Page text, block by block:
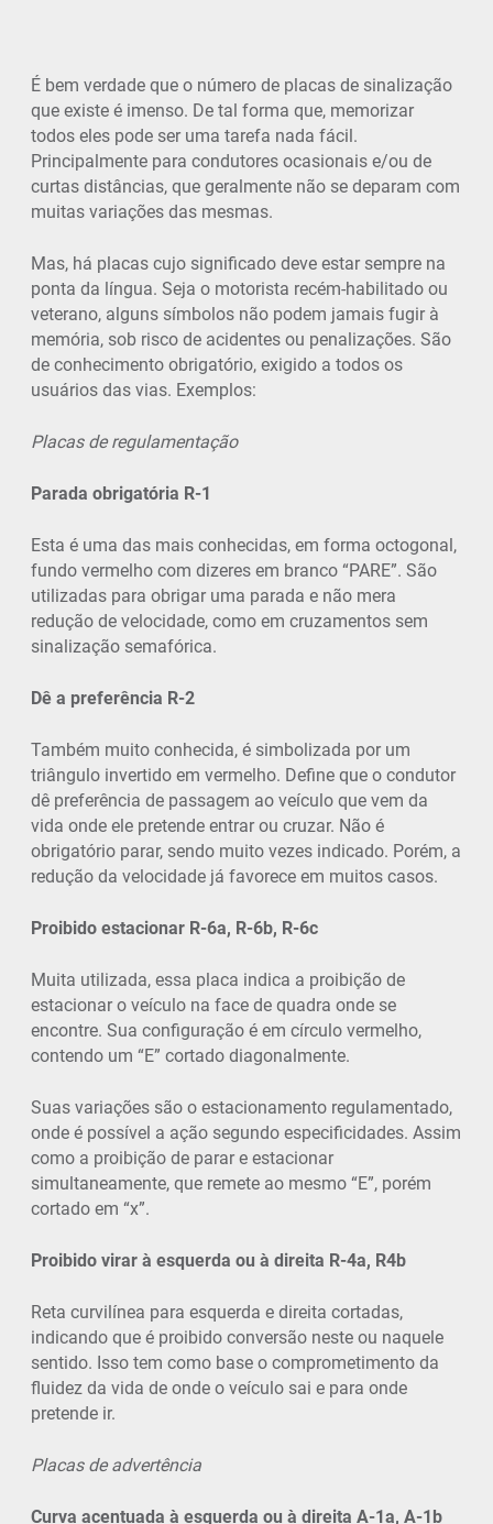
É bem verdade que o número de placas de sinalização
que existe é imenso. De tal forma que, memorizar
todos eles pode ser uma tarefa nada fácil.
Principalmente para condutores ocasionais e/ou de
curtas distâncias, que geralmente não se deparam com
muitas variações das mesmas.
Mas, há placas cujo significado deve estar sempre na
ponta da língua. Seja o motorista recém-habilitado ou
veterano, alguns símbolos não podem jamais fugir à
memória, sob risco de acidentes ou penalizações. São
de conhecimento obrigatório, exigido a todos os
usuários das vias. Exemplos:
Placas de regulamentação
Parada obrigatória R-1
Esta é uma das mais conhecidas, em forma octogonal,
fundo vermelho com dizeres em branco “PARE”. São
utilizadas para obrigar uma parada e não mera
redução de velocidade, como em cruzamentos sem
sinalização semafórica.
Dê a preferência R-2
Também muito conhecida, é simbolizada por um
triângulo invertido em vermelho. Define que o condutor
dê preferência de passagem ao veículo que vem da
vida onde ele pretende entrar ou cruzar. Não é
obrigatório parar, sendo muito vezes indicado. Porém, a
redução da velocidade já favorece em muitos casos.
Proibido estacionar R-6a, R-6b, R-6c
Muita utilizada, essa placa indica a proibição de
estacionar o veículo na face de quadra onde se
encontre. Sua configuração é em círculo vermelho,
contendo um “E” cortado diagonalmente.
Suas variações são o estacionamento regulamentado,
onde é possível a ação segundo especificidades. Assim
como a proibição de parar e estacionar
simultaneamente, que remete ao mesmo “E”, porém
cortado em “x”.
Proibido virar à esquerda ou à direita R-4a, R4b
Reta curvilínea para esquerda e direita cortadas,
indicando que é proibido conversão neste ou naquele
sentido. Isso tem como base o comprometimento da
fluidez da vida de onde o veículo sai e para onde
pretende ir.
Placas de advertência
Curva acentuada à esquerda ou à direita A-1a, A-1b